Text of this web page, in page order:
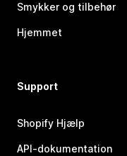
Smykker og tilbehør
Hjemmet
Support
Shopify Hjælp
API-dokumentation